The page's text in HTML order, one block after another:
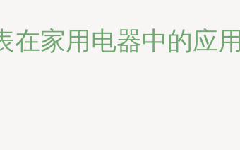
在家用电器中的应用